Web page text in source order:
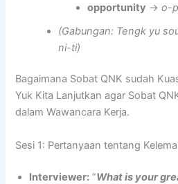
opportunity →o-
(Gabungan: Tengk yu
ni-ti)
Bagaimana Sobat QNK sudah
Yuk Kita Lanjutkan agar Sobat
dalam Wawancara Kerja.
Sesi 1: Pertanyaan tentang
Interviewer: “What is your